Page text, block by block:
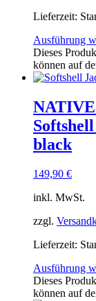
Lieferzeit:
Ausführung
Dieses
können auf
black
149,90 €
inkl. MwSt.
zzgl.
Lieferzeit:
Ausführung
Dieses
können auf